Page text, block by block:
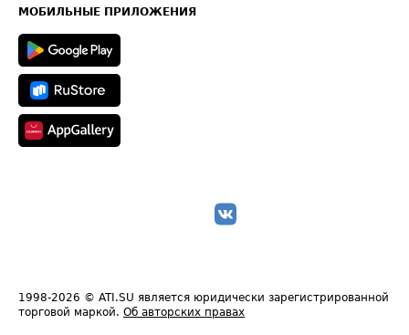
Техническая информация
МОБИЛЬНЫЕ ПРИЛОЖЕНИЯ
1998-2026 © ATI.SU является юридически зарегистрированной
торговой маркой. Об авторских правах